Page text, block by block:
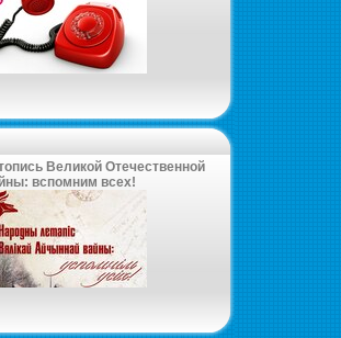
Великой Отечественной
вспомним всех!